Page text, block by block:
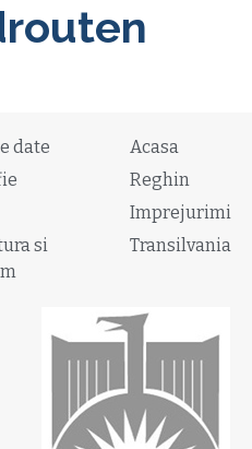
date
si
Acasa
Reghin
Imprejurimi
Transilvania